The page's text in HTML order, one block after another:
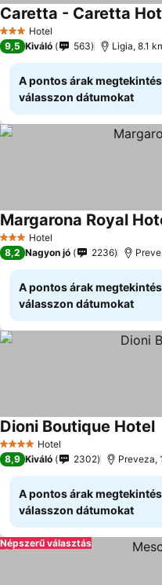
3 Kategória
Hotel
Caretta - Caretta
9,5 Kiváló 563 Ligia, 8.1
A pontos árak
válasszon dátumokat
3 Kategória
Hotel
Margarona Royal
8,2 Nagyon jó 2236
A pontos árak
válasszon dátumokat
4 KategóriaHotel
Dioni Boutique Hotel
8,9 Kiváló 2302 Preveza,
A pontos árak
válasszon dátumokat
Népszerű választás